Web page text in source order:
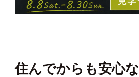
住んでからも安心な